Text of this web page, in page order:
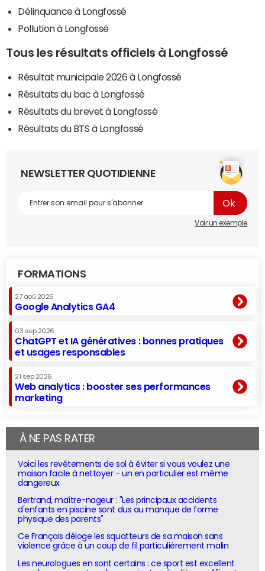
Délinquance à Longfossé
Pollution à Longfossé
Tous les résultats officiels à Longfossé
Résultat municipale 2026 à Longfossé
Résultats du bac à Longfossé
Résultats du brevet à Longfossé
Résultats du BTS à Longfossé
NEWSLETTER QUOTIDIENNE
Voir un exemple
FORMATIONS
27 aoû 2026
Google Analytics GA4
03 sep 2026
ChatGPT et IA génératives : bonnes pratiques
et usages responsables
21 sep 2026
Web analytics : booster ses performances
marketing
À NE PAS RATER
Voici les revêtements de sol à éviter si vous voulez une
maison facile à nettoyer - un en particulier est même
dangereux
Bertrand, maître-nageur : "Les principaux accidents
d'enfants en piscine sont dus au manque de forme
physique des parents"
Ce Français déloge les squatteurs de sa maison sans
violence grâce à un coup de fil particulièrement malin
Les neurologues en sont certains : ce sport est excellent